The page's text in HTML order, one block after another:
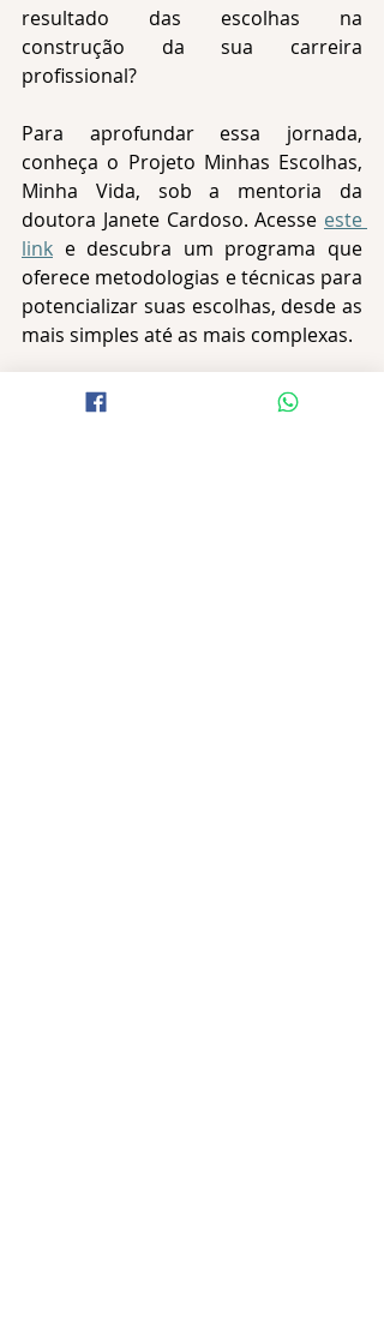
resultado das escolhas na
construção da sua carreira
profissional?
Para aprofundar essa jornada,
conheça o Projeto Minhas Escolhas,
Minha Vida, sob a mentoria da
doutora Janete Cardoso. Acesse este
link e descubra um programa que
oferece metodologias e técnicas para
potencializar suas escolhas, desde as
mais simples até as mais complexas.
Débora Vasconcelos
Assessora de Comunicação